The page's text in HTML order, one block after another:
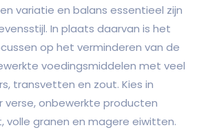
variatie en balans essentieel zijn
In plaats daarvan is het
op het verminderen van de
voedingsmiddelen met veel
transvetten en zout. Kies in
verse, onbewerkte producten
volle granen en magere eiwitten.